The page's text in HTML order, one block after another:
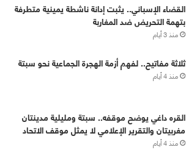
القضاء الإسباني.. يثبت إدانة ناشطة يمينية متطرفة
بتهمة التحريض ضد المغاربة
منذ 3 أيام
ثلاثة مفاتيح.. لفهم أزمة الهجرة الجماعية نحو سبتة
منذ 4 أيام
القره داغي يوضح موقفه.. سبتة ومليلية مدينتان
مغربيتان والتقرير الإعلامي لا يمثل موقف الاتحاد
منذ 4 أيام